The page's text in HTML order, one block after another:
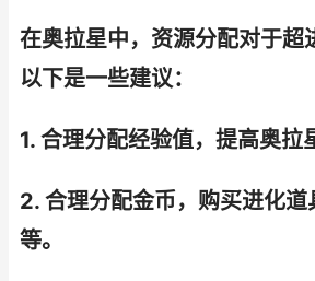
在奥拉星中，资源分配对于超
以下是一些建议：
1. 合理分配经验值，提高奥拉
2. 合理分配金币，购买进化道
等。